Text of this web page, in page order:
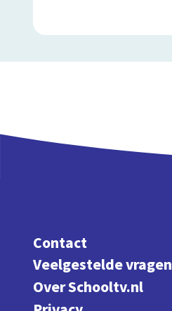
Contact
Veelgestelde vragen
Over Schooltv.nl